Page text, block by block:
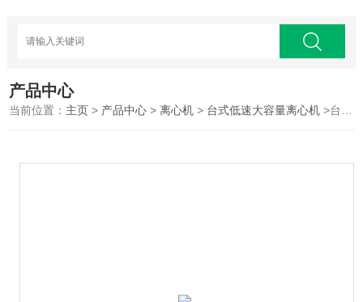
产品中心
当前位置： 主页 > 产品中心 >离心机 > 台式低速大容量离心机 >台式低速大容量离心机